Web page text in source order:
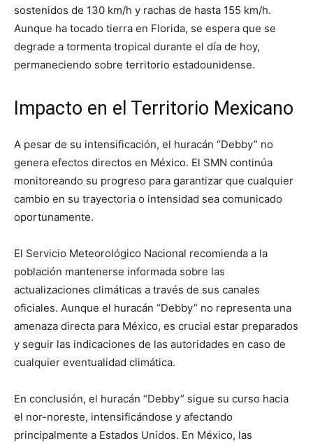
sostenidos de 130 km/h y rachas de hasta 155 km/h.
Aunque ha tocado tierra en Florida, se espera que se
degrade a tormenta tropical durante el día de hoy,
permaneciendo sobre territorio estadounidense.
Impacto en el Territorio Mexicano
A pesar de su intensificación, el huracán “Debby” no
genera efectos directos en México. El SMN continúa
monitoreando su progreso para garantizar que cualquier
cambio en su trayectoria o intensidad sea comunicado
oportunamente.
El Servicio Meteorológico Nacional recomienda a la
población mantenerse informada sobre las
actualizaciones climáticas a través de sus canales
oficiales. Aunque el huracán “Debby” no representa una
amenaza directa para México, es crucial estar preparados
y seguir las indicaciones de las autoridades en caso de
cualquier eventualidad climática.
En conclusión, el huracán “Debby” sigue su curso hacia
el nor-noreste, intensificándose y afectando
principalmente a Estados Unidos. En México, las